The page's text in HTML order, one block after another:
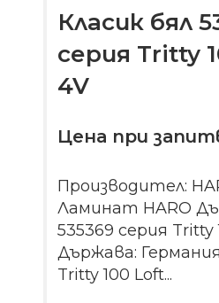
Класик бял
серия Tritty
4V
Цена при
Производител:
Ламинат HARO
535369 серия Tritty
Държава:
Tritty 100 Loft...